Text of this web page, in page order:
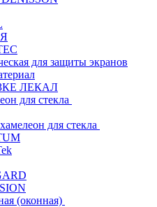
для защиты экранов
ЛЕКАЛ
для стекла
для стекла
(оконная)